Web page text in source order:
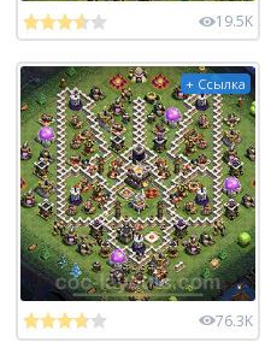
19.5K
+ Ссылка
76.3K